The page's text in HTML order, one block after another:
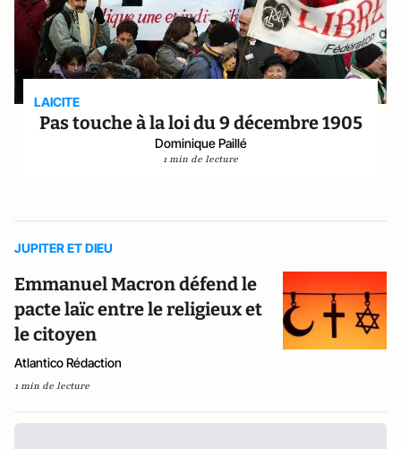
LAICITE
Pas touche à la loi du 9 décembre 1905
Dominique Paillé
1 min de lecture
JUPITER ET DIEU
Emmanuel Macron défend le
pacte laïc entre le religieux et
le citoyen
Atlantico Rédaction
1 min de lecture